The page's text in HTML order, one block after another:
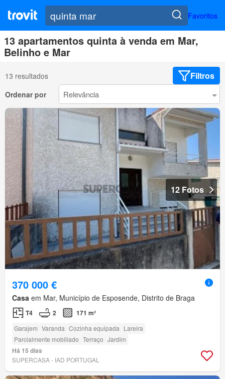
Favoritos
13 apartamentos quinta à venda em Mar,
Belinho e Mar
13 resultados Filtros
Ordenar por
12 Fotos
370 000 €
Casa em Mar, Município de Esposende, Distrito de Braga
T4 2 171 m²
Garajem Varanda Cozinha equipada Lareira
Parcialmente mobiliado Terraço Jardim
Há 15 dias
SUPERCASA - IAD PORTUGAL